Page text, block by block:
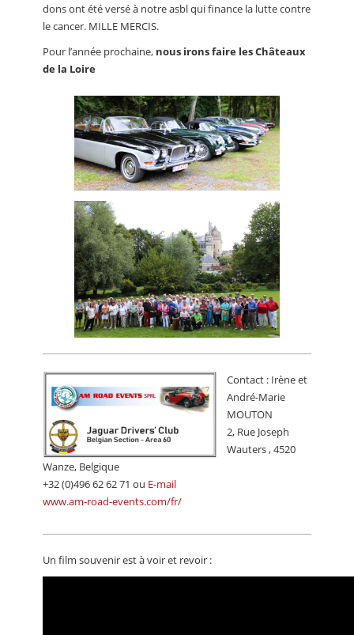
dons ont été versé à notre asbl qui finance la lutte contre
le cancer. MILLE MERCIS.
Pour l’année prochaine, nous irons faire les Châteaux
de la Loire
Contact : Irène et
André-Marie
MOUTON
2, Rue Joseph
Wauters , 4520
Wanze, Belgique
+32 (0)496 62 62 71 ou E-mail
www.am-road-events.com/fr/
Un film souvenir est à voir et revoir :